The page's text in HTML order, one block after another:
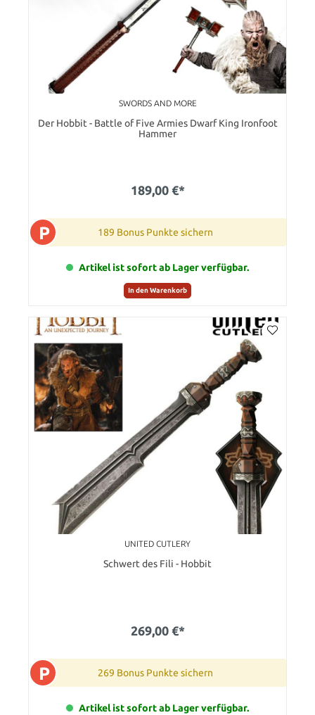
SWORDS AND MORE
Der Hobbit - Battle of Five Armies Dwarf King Ironfoot
Hammer
189,00 €*
P 189 Bonus Punkte sichern
Artikel ist sofort ab Lager verfügbar.
In den Warenkorb
UNITED CUTLERY
Schwert des Fili - Hobbit
269,00 €*
P 269 Bonus Punkte sichern
Artikel ist sofort ab Lager verfügbar.